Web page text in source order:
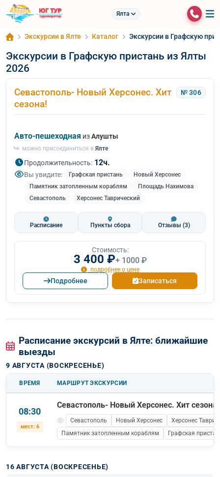
Ялта
Экскурсии в Ялте Каталог Экскурсии в Графскую
Экскурсии в Графскую пристань из Ялты
2026
Севастополь- Новый Херсонес. Хит
сезона!
№ 306
Авто-пешеходная изАлушты
можно присоединиться в Ялте
Продолжительность: 12ч.
Вы увидите: Графская пристань
Новый Херсонес
Памятник затопленным кораблям
Площадь Нахимова
Севастополь
Херсонес Таврический
Расписание Пункты сбора Отзывы (3)
Стоимость:
3 400 ₽+ 1000 ₽
подробнее о цене
Подробнее Записаться
Расписание экскурсий в Ялте: ближайшие
выезды
9 АВГУСТА (ВОСКРЕСЕНЬЕ)
ВРЕМЯ МАРШРУТ ЭКСКУРСИИ
08:30
мест: 6
Севастополь- Новый Херсонес. Хит сезона!
Севастополь Новый Херсонес
Херсонес
Памятник затопленным кораблям
Графская
16 АВГУСТА (ВОСКРЕСЕНЬЕ)